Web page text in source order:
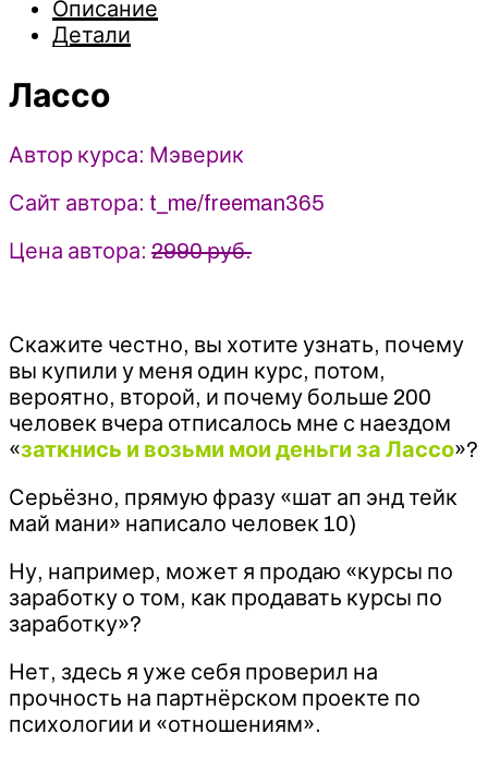
Мэверик
Описание
Детали
Лассо
Автор курса: Мэверик
Сайт автора: t_me/freeman365
Цена автора: 2990 руб.
Скажите честно, вы хотите узнать, почему
вы купили у меня один курс, потом,
вероятно, второй, и почему больше 200
человек вчера отписалось мне с наездом
«заткнись и возьми мои деньги за Лассо»?
Серьёзно, прямую фразу «шат ап энд тейк
май мани» написало человек 10)
Ну, например, может я продаю «курсы по
заработку о том, как продавать курсы по
заработку»?
Нет, здесь я уже себя проверил на
прочность на партнёрском проекте по
психологии и «отношениям».